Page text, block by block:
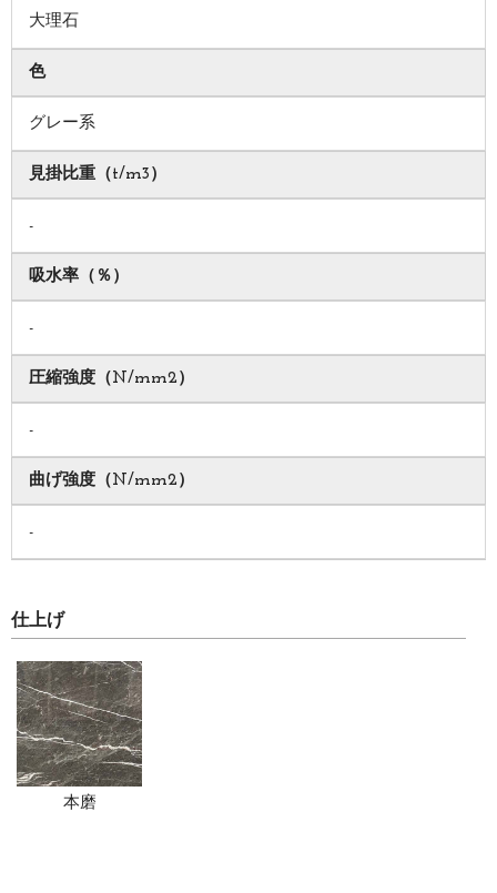
大理石
色
グレー系
見掛比重（t/m3）
-
吸水率（％）
-
圧縮強度（N/mm2）
-
曲げ強度（N/mm2）
-
仕上げ
本磨